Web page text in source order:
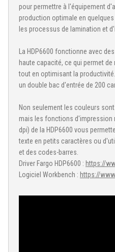
pour permettre à l'équipement
production optimale en
les processus de lamination et
La HDP6600 fonctionne avec
haute capacité, ce qui permet
tout en optimisant la
un double bac d'entrée de 200
Non seulement les couleurs
mais les fonctions d'impression
dpi) de la HDP6600 vous
texte en petits caractères ou
et des codes-barres.
Driver Fargo HDP6600 : https://
Logiciel Workbench : https://